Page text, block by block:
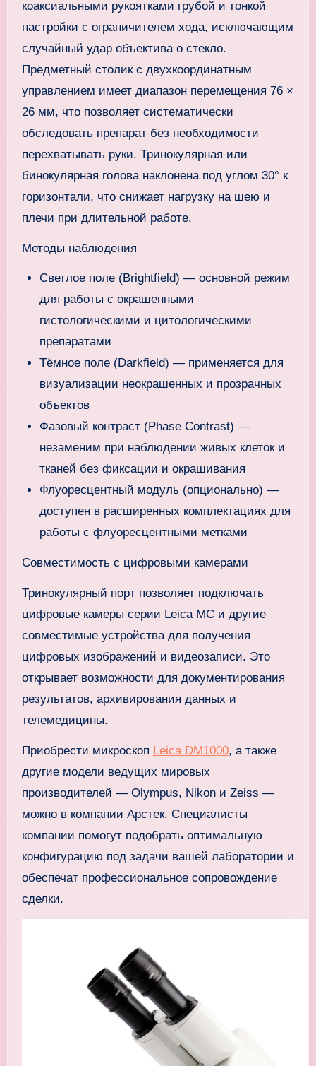
коаксиальными рукоятками грубой и тонкой
настройки с ограничителем хода, исключающим
случайный удар объектива о стекло.
Предметный столик с двухкоординатным
управлением имеет диапазон перемещения 76 ×
26 мм, что позволяет систематически
обследовать препарат без необходимости
перехватывать руки. Тринокулярная или
бинокулярная голова наклонена под углом 30° к
горизонтали, что снижает нагрузку на шею и
плечи при длительной работе.
Методы наблюдения
Светлое поле (Brightfield) — основной режим
для работы с окрашенными
гистологическими и цитологическими
препаратами
Тёмное поле (Darkfield) — применяется для
визуализации неокрашенных и прозрачных
объектов
Фазовый контраст (Phase Contrast) —
незаменим при наблюдении живых клеток и
тканей без фиксации и окрашивания
Флуоресцентный модуль (опционально) —
доступен в расширенных комплектациях для
работы с флуоресцентными метками
Совместимость с цифровыми камерами
Тринокулярный порт позволяет подключать
цифровые камеры серии Leica MC и другие
совместимые устройства для получения
цифровых изображений и видеозаписи. Это
открывает возможности для документирования
результатов, архивирования данных и
телемедицины.
Приобрести микроскоп Leica DM1000, а также
другие модели ведущих мировых
производителей — Olympus, Nikon и Zeiss —
можно в компании Арстек. Специалисты
компании помогут подобрать оптимальную
конфигурацию под задачи вашей лаборатории и
обеспечат профессиональное сопровождение
сделки.